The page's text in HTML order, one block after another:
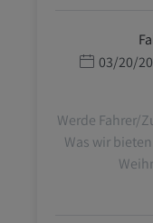
פרסום
03/20/
Werde Fahrer/
Was wir